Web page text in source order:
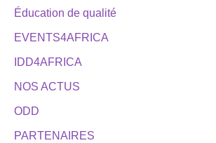
Éducation de qualité
EVENTS4AFRICA
IDD4AFRICA
NOS ACTUS
ODD
PARTENAIRES